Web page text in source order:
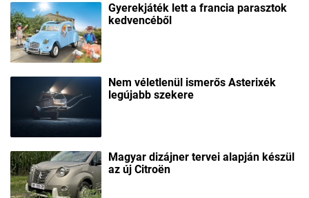
Gyerekjáték lett a francia parasztok
kedvencéből
Nem véletlenül ismerős Asterixék
legújabb szekere
Magyar dizájner tervei alapján készül
az új Citroën